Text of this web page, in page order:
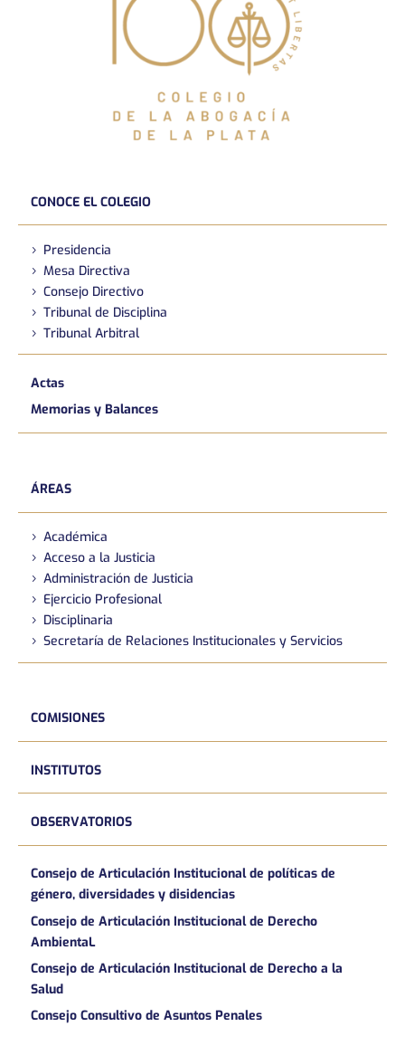
CONOCE EL COLEGIO
Presidencia
Mesa Directiva
Consejo Directivo
Tribunal de Disciplina
Tribunal Arbitral
Actas
Memorias y Balances
ÁREAS
Académica
Acceso a la Justicia
Administración de Justicia
Ejercicio Profesional
Disciplinaria
Secretaría de Relaciones Institucionales y Servicios
COMISIONES
INSTITUTOS
OBSERVATORIOS
Consejo de Articulación Institucional de políticas de
género, diversidades y disidencias
Consejo de Articulación Institucional de Derecho
AmbientaL
Consejo de Articulación Institucional de Derecho a la
Salud
Consejo Consultivo de Asuntos Penales